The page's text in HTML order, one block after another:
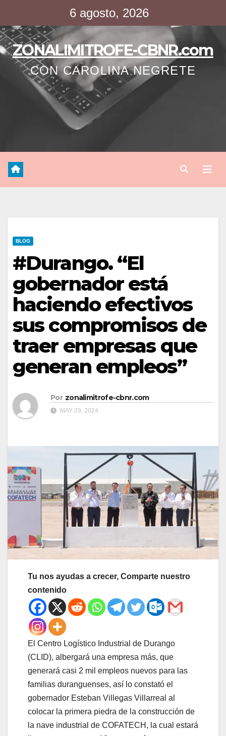
contenido
6 agosto, 2026
ZONALIMITROFE-CBNR.com
CON CAROLINA NEGRETE
BLOG
#Durango. “El
gobernador está
haciendo efectivos
sus compromisos de
traer empresas que
generan empleos”
Por zonalimitrofe-cbnr.com
MAY 29, 2024
Tu nos ayudas a crecer, Comparte nuestro
contenido
El Centro Logístico Industrial de Durango
(CLID), albergará una empresa más, que
generará casi 2 mil empleos nuevos para las
familias duranguenses, así lo constató el
gobernador Esteban Villegas Villarreal al
colocar la primera piedra de la construcción de
la nave industrial de COFATECH, la cual estará